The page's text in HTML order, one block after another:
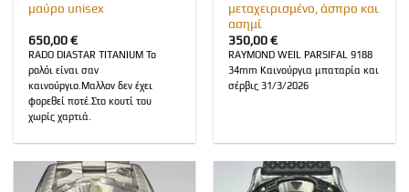
μαύρο unisex
650,00€
RADO DIASTAR TITANIUM Το
ρολόι είναι σαν
καινούργιο.Μαλλον δεν έχει
φορεθεί ποτέ.Στο κουτί του
χωρίς χαρτιά.
μεταχειρισμένο, άσπρο και
ασημί
350,00€
RAYMOND WEIL PARSIFAL 9188
34mm Καινούργια μπαταρία και
σέρβις 31/3/2026